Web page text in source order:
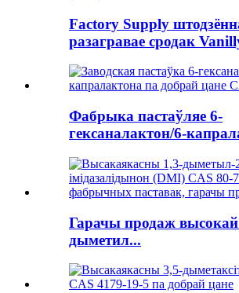
Factory Supply
разагравае сродак
Фабрыка пастаўляе 6-
гексаналактон/6-
Гарачы продаж высокай
дыметил...